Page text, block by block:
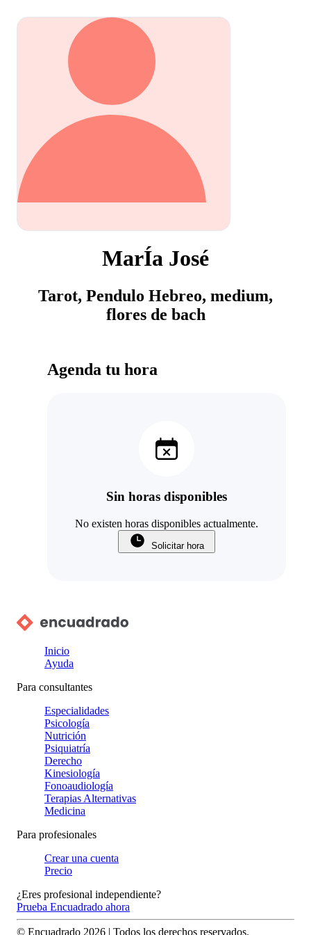
MarÍa José
Tarot, Pendulo Hebreo, medium,
flores de bach
Agenda tu hora
Sin horas disponibles
No existen horas disponibles actualmente.
Solicitar hora
Inicio
Ayuda
Para consultantes
Especialidades
Psicología
Nutrición
Psiquiatría
Derecho
Kinesiología
Fonoaudiología
Terapias Alternativas
Medicina
Para profesionales
Crear una cuenta
Precio
¿Eres profesional independiente?
Prueba Encuadrado ahora
© Encuadrado 2026 | Todos los derechos reservados.